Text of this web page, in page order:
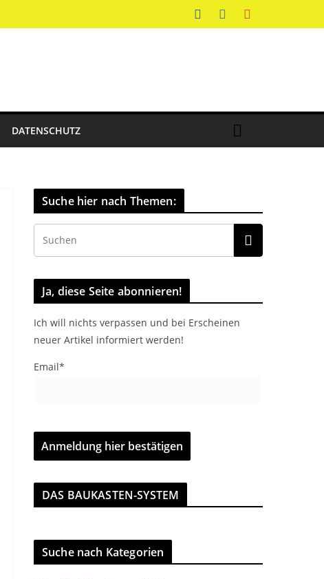
DATENSCHUTZ
Suche hier nach Themen:
Ja, diese Seite abonnieren!
Ich will nichts verpassen und bei Erscheinen
neuer Artikel informiert werden!
Email*
DAS BAUKASTEN-SYSTEM
Suche nach Kategorien